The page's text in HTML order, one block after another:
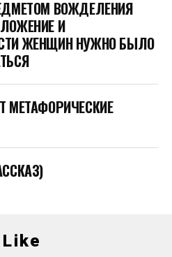
ВОЖДЕЛЕНИЯ
И
ЖЕНЩИН НУЖНО БЫЛО
МЕТАФОРИЧЕСКИЕ